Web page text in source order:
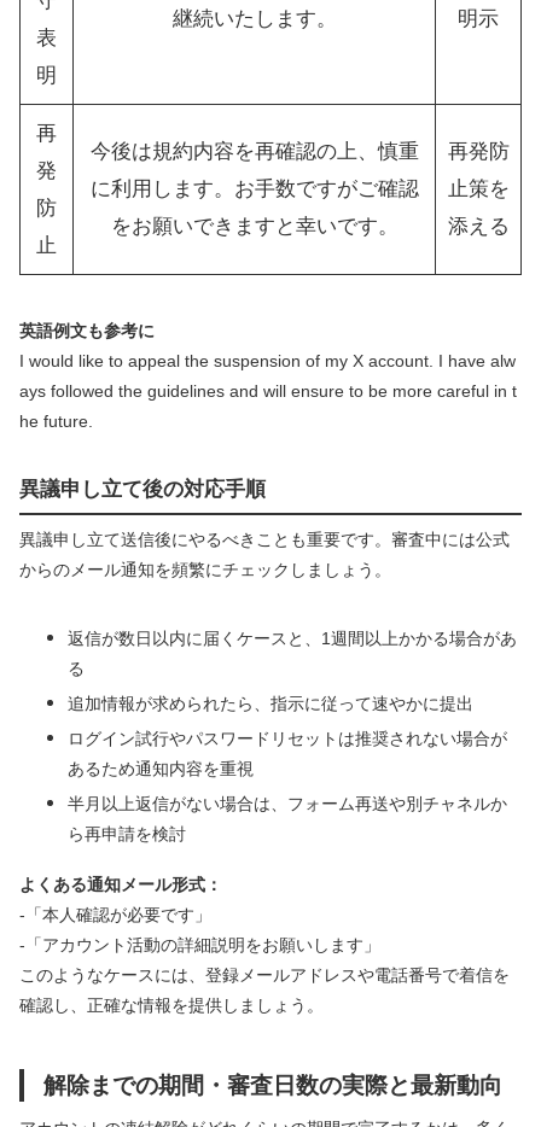
表
明
継続いたします。
明示
再
発
防
止
今後は規約内容を再確認の上、慎重
に利用します。お手数ですがご確認
をお願いできますと幸いです。
再発防
止策を
添える
英語例文も参考に
I would like to appeal the suspension of my X account. I have alw
ays followed the guidelines and will ensure to be more careful in t
he future.
異議申し立て後の対応手順
異議申し立て送信後にやるべきことも重要です。審査中には公式
からのメール通知を頻繁にチェックしましょう。
返信が数日以内に届くケースと、1週間以上かかる場合があ
る
追加情報が求められたら、指示に従って速やかに提出
ログイン試行やパスワードリセットは推奨されない場合が
あるため通知内容を重視
半月以上返信がない場合は、フォーム再送や別チャネルか
ら再申請を検討
よくある通知メール形式：
-「本人確認が必要です」
-「アカウント活動の詳細説明をお願いします」
このようなケースには、登録メールアドレスや電話番号で着信を
確認し、正確な情報を提供しましょう。
解除までの期間・審査日数の実際と最新動向